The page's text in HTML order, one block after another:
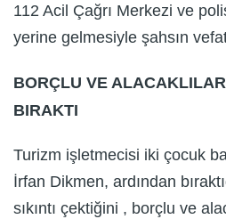
112 Acil Çağrı Merkezi ve
yerine gelmesiyle şahsın
BORÇLU VE
BIRAKTI
Turizm işletmecisi iki çocuk
İrfan Dikmen, ardından
sıkıntı çektiğini , borçlu ve